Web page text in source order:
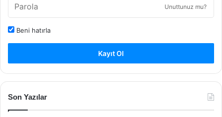
Unuttunuz mu?
Beni hatırla
Kayıt Ol
Son Yazılar